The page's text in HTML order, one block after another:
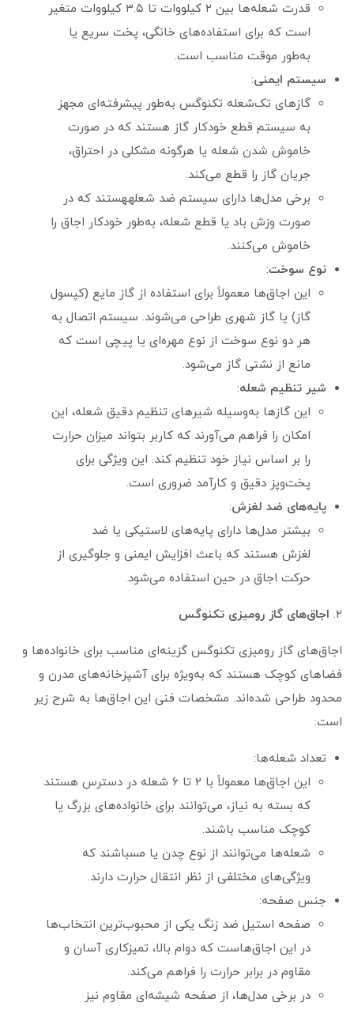
قدرت شعله‌ها بین ۲ کیلووات تا ۳.۵ کیلووات متغیر
است که برای استفاده‌های خانگی، پخت سریع یا
به‌طور موقت مناسب است.
سیستم ایمنی:
گازهای تک‌شعله تکنوگس به‌طور پیشرفته‌ای مجهز
به سیستم قطع خودکار گاز هستند که در صورت
خاموش شدن شعله یا هرگونه مشکلی در احتراق،
جریان گاز را قطع می‌کند.
برخی مدل‌ها دارای سیستم ضد شعلههستند که در
صورت وزش باد یا قطع شعله، به‌طور خودکار اجاق را
خاموش می‌کنند.
نوع سوخت:
این اجاق‌ها معمولاً برای استفاده از گاز مایع (کپسول
گاز) یا گاز شهری طراحی می‌شوند. سیستم اتصال به
هر دو نوع سوخت از نوع مهره‌ای یا پیچی است که
مانع از نشتی گاز می‌شود.
شیر تنظیم شعله:
این گازها به‌وسیله شیرهای تنظیم دقیق شعله، این
امکان را فراهم می‌آورند که کاربر بتواند میزان حرارت
را بر اساس نیاز خود تنظیم کند. این ویژگی برای
پخت‌وپز دقیق و کارآمد ضروری است.
پایه‌های ضد لغزش:
بیشتر مدل‌ها دارای پایه‌های لاستیکی یا ضد
لغزش هستند که باعث افزایش ایمنی و جلوگیری از
حرکت اجاق در حین استفاده می‌شود.
۲. اجاق‌های گاز رومیزی تکنوگس
اجاق‌های گاز رومیزی تکنوگس گزینه‌ای مناسب برای خانواده‌ها و
فضاهای کوچک هستند که به‌ویژه برای آشپزخانه‌های مدرن و
محدود طراحی شده‌اند. مشخصات فنی این اجاق‌ها به شرح زیر
است:
تعداد شعله‌ها:
این اجاق‌ها معمولاً با ۲ تا ۶ شعله در دسترس هستند
که بسته به نیاز، می‌توانند برای خانواده‌های بزرگ یا
کوچک مناسب باشند.
شعله‌ها می‌توانند از نوع چدن یا مسباشند که
ویژگی‌های مختلفی از نظر انتقال حرارت دارند.
جنس صفحه:
صفحه استیل ضد زنگ یکی از محبوب‌ترین انتخاب‌ها
در این اجاق‌هاست که دوام بالا، تمیزکاری آسان و
مقاوم در برابر حرارت را فراهم می‌کند.
در برخی مدل‌ها، از صفحه شیشه‌ای مقاوم نیز